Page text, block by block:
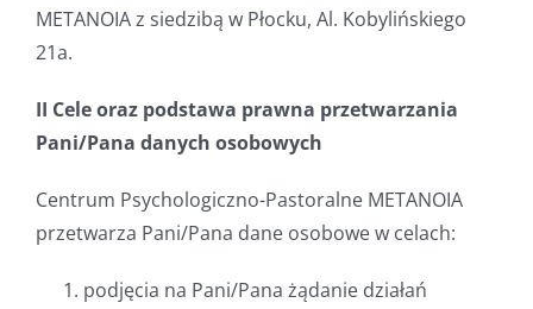
METANOIA z siedzibą w Płocku, Al. Kobylińskiego
21a.
II Cele oraz podstawa prawna przetwarzania
Pani/Pana danych osobowych
Centrum Psychologiczno-Pastoralne METANOIA
przetwarza Pani/Pana dane osobowe w celach:
podjęcia na Pani/Pana żądanie działań